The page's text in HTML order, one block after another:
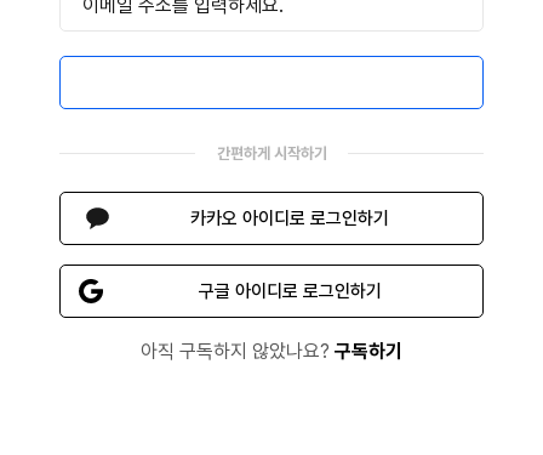
간편하게 시작하기
카카오 아이디로 로그인하기
구글 아이디로 로그인하기
아직 구독하지 않았나요? 구독하기